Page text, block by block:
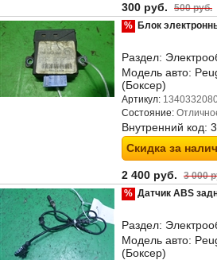
300 руб. 500 руб.
% Блок
Раздел:
Модель авто:
(Боксер)
Артикул:
Состояние:
Внутренний код:
Скидка за
2 400 руб. 3 000
% Датчик ABS
Раздел:
Модель авто:
(Боксер)